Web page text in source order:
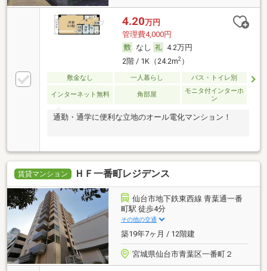
4.20万円
管理費4,000円
なし
4.2万円
2階 / 1K（24.2m2）
敷金なし 一人暮らし バス・トイレ別
インターネット無料 角部屋
モニタ付インターホ
ン
通勤・通学に便利な立地のオール電化マンション！
賃貸マンション ＨＦ一番町レジデンス
仙台市地下鉄東西線 青葉通一番
町駅 徒歩4分
その他の交通
築19年7ヶ月 / 12階建
宮城県仙台市青葉区一番町２